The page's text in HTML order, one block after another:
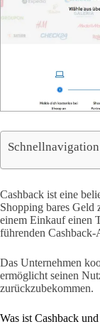
Schnellnavigation
Cashback ist eine
Shopping bares Geld
einem Einkauf einen
führenden
Das Unternehmen
ermöglicht seinen
zurückzubekommen.
Was ist Cashback